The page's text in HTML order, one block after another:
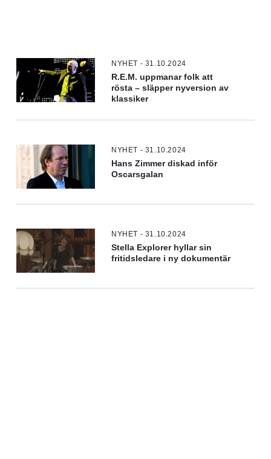
NYHET - 31.10.2024
R.E.M. uppmanar folk att
rösta – släpper nyversion av
klassiker
NYHET - 31.10.2024
Hans Zimmer diskad inför
Oscarsgalan
NYHET - 31.10.2024
Stella Explorer hyllar sin
fritidsledare i ny dokumentär